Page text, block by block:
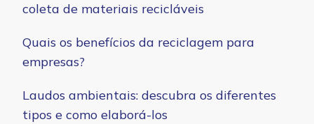
coleta de materiais recicláveis
Quais os benefícios da reciclagem para
empresas?
Laudos ambientais: descubra os diferentes
tipos e como elaborá-los